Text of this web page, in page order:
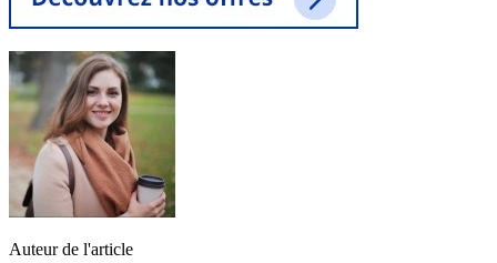
Auteur de l'article